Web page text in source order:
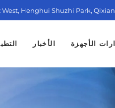
West, Henghui Shuzhi Park,
الأجهزة الأخبار